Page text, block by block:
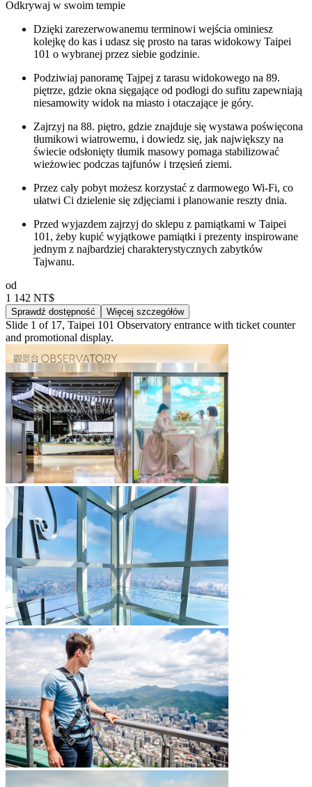
Odkrywaj w swoim tempie
Dzięki zarezerwowanemu terminowi wejścia ominiesz
kolejkę do kas i udasz się prosto na taras widokowy Taipei
101 o wybranej przez siebie godzinie.
Podziwiaj panoramę Tajpej z tarasu widokowego na 89.
piętrze, gdzie okna sięgające od podłogi do sufitu zapewniają
niesamowity widok na miasto i otaczające je góry.
Zajrzyj na 88. piętro, gdzie znajduje się wystawa poświęcona
tłumikowi wiatrowemu, i dowiedz się, jak największy na
świecie odsłonięty tłumik masowy pomaga stabilizować
wieżowiec podczas tajfunów i trzęsień ziemi.
Przez cały pobyt możesz korzystać z darmowego Wi-Fi, co
ułatwi Ci dzielenie się zdjęciami i planowanie reszty dnia.
Przed wyjazdem zajrzyj do sklepu z pamiątkami w Taipei
101, żeby kupić wyjątkowe pamiątki i prezenty inspirowane
jednym z najbardziej charakterystycznych zabytków
Tajwanu.
od
1 142 NT$
Sprawdź dostępność Więcej szczegółów
Slide 1 of 17, Taipei 101 Observatory entrance with ticket counter
and promotional display.